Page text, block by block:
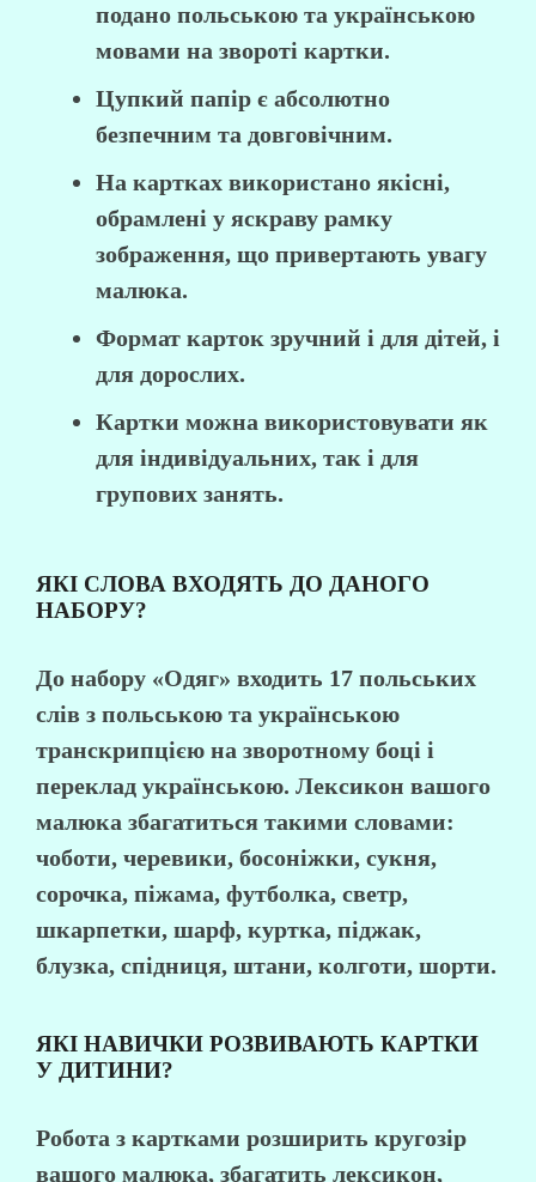
подано польською та українською
мовами на звороті картки.
Цупкий папір є абсолютно
безпечним та довговічним. ⠀
На картках використано якісні,
обрамлені у яскраву рамку
зображення, що привертають увагу
малюка.
Формат карток зручний і для дітей, і
для дорослих.
Картки можна використовувати як
для індивідуальних, так і для
групових занять.
ЯКІ СЛОВА ВХОДЯТЬ ДО ДАНОГО
НАБОРУ?
До набору «Одяг» входить 17 польських
слів з польською та українською
транскрипцією на зворотному боці і
переклад українською. Лексикон вашого
малюка збагатиться такими словами:
чоботи, черевики, босоніжки, сукня,
сорочка, піжама, футболка, светр,
шкарпетки, шарф, куртка, піджак,
блузка, спідниця, штани, колготи, шорти.
ЯКІ НАВИЧКИ РОЗВИВАЮТЬ КАРТКИ
У ДИТИНИ?
Робота з картками розширить кругозір
вашого малюка, збагатить лексикон,